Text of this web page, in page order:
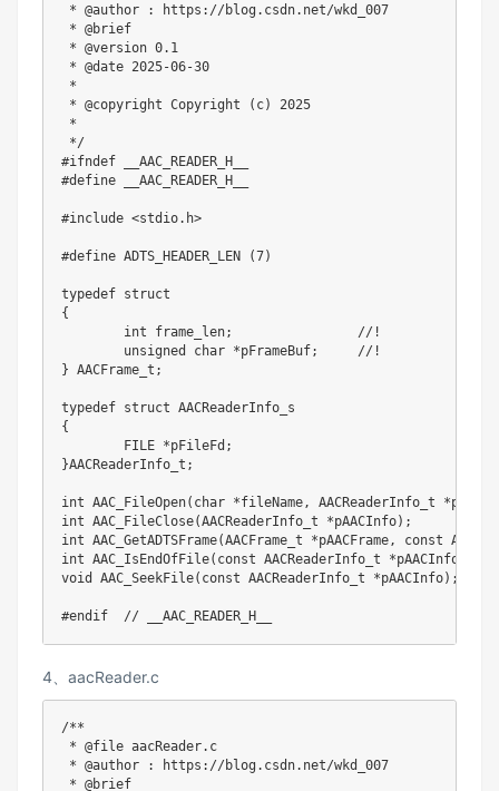
* @author : https://blog.csdn.net/wkd_007
* @brief
* @version 0.1
* @date 2025-06-30
*
* @copyright Copyright (c) 2025
*
*/
#ifndef
__AAC_READER_H__
#define __AAC_READER_H__
#include <stdio.h>
#define ADTS_HEADER_LEN (7)
typedef struct
{
int frame_len;
//!
unsigned
char *pFrameBuf;
//!
} AACFrame_t ;
typedef struct AACReaderInfo_s
{
	FILE
*pFileFd ;
}AACReaderInfo_t ;
int AAC_FileOpen( char *fileName, AACReaderInfo_t *
int AAC_FileClose(AACReaderInfo_t *pAACInfo) ;
int AAC_GetADTSFrame(AACFrame_t *pAACFrame, const
int AAC_IsEndOfFile( const AACReaderInfo_t *pAACInfo
void
AAC_SeekFile( const AACReaderInfo_t *pAACInfo) ;
#endif // __AAC_READER_H__
4、aacReader.c
/**
* @file aacReader.c
* @author : https://blog.csdn.net/wkd_007
* @brief